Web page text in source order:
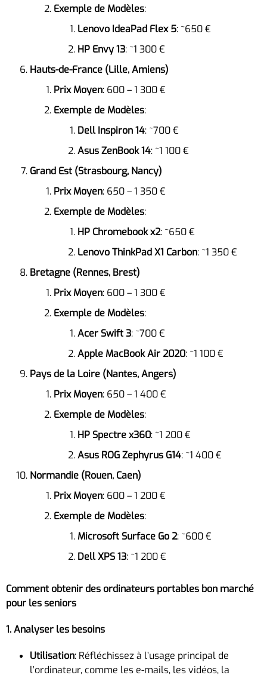
Exemple de Modèles:
Lenovo IdeaPad Flex 5: ~650 €
HP Envy 13: ~1 300 €
Hauts-de-France (Lille, Amiens)
Prix Moyen: 600 – 1 300 €
Exemple de Modèles:
Dell Inspiron 14: ~700 €
Asus ZenBook 14: ~1 100 €
Grand Est (Strasbourg, Nancy)
Prix Moyen: 650 – 1 350 €
Exemple de Modèles:
HP Chromebook x2: ~650 €
Lenovo ThinkPad X1 Carbon: ~1 350 €
Bretagne (Rennes, Brest)
Prix Moyen: 600 – 1 300 €
Exemple de Modèles:
Acer Swift 3: ~700 €
Apple MacBook Air 2020: ~1 100 €
Pays de la Loire (Nantes, Angers)
Prix Moyen: 650 – 1 400 €
Exemple de Modèles:
HP Spectre x360: ~1 200 €
Asus ROG Zephyrus G14: ~1 400 €
Normandie (Rouen, Caen)
Prix Moyen: 600 – 1 200 €
Exemple de Modèles:
Microsoft Surface Go 2: ~600 €
Dell XPS 13: ~1 200 €
Comment obtenir des ordinateurs portables bon marché
pour les seniors
1. Analyser les besoins
Utilisation: Réfléchissez à l’usage principal de
l’ordinateur, comme les e-mails, les vidéos, la